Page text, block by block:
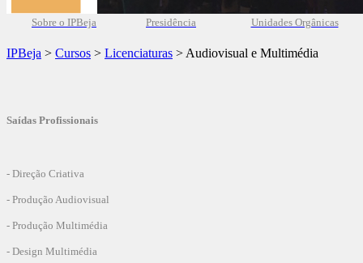
Sobre o IPBeja Presidência Unidades Orgânicas
IPBeja > Cursos > Licenciaturas > Audiovisual e Multimédia
Saídas Profissionais
- Direção Criativa
- Produção Audiovisual
- Produção Multimédia
- Design Multimédia